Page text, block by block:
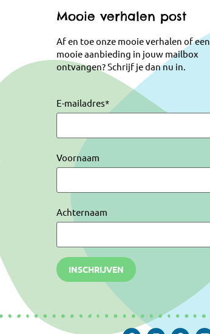
Mooie verhalen post
Af en toe onze mooie verhalen of een
mooie aanbieding in jouw mailbox
ontvangen? Schrijf je dan nu in.
E-mailadres*
Voornaam
Achternaam
INSCHRIJVEN